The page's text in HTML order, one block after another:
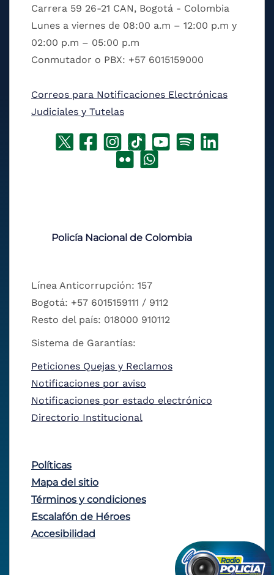
Carrera 59 26-21 CAN, Bogotá - Colombia
Lunes a viernes de 08:00 a.m – 12:00 p.m y
02:00 p.m – 05:00 p.m
Conmutador o PBX: +57 6015159000
Correos para Notificaciones Electrónicas
Judiciales y Tutelas
Policía Nacional de Colombia
Línea Anticorrupción: 157
Bogotá: +57 6015159111 / 9112
Resto del país: 018000 910112
Sistema de Garantías:
Peticiones Quejas y Reclamos
Notificaciones por aviso
Notificaciones por estado electrónico
Directorio Institucional
Políticas
Mapa del sitio
Términos y condiciones
Escalafón de Héroes
Accesibilidad